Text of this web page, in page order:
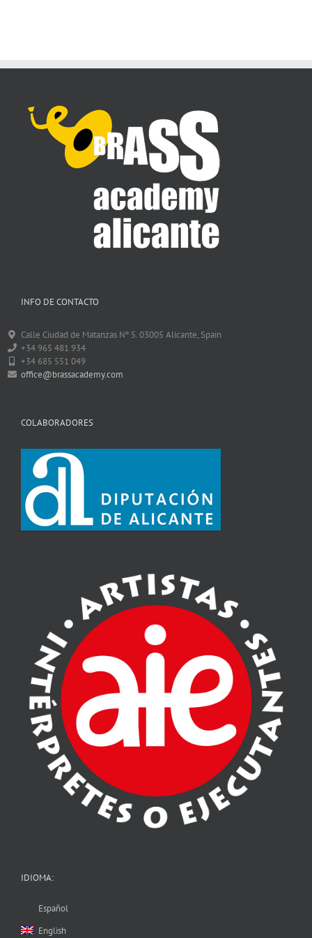
INFO DE CONTACTO
Calle Ciudad de Matanzas Nº 5. 03005 Alicante, Spain
+34 965 481 934
+34 685 551 049
office@brassacademy.com
COLABORADORES
IDIOMA:
Español
English